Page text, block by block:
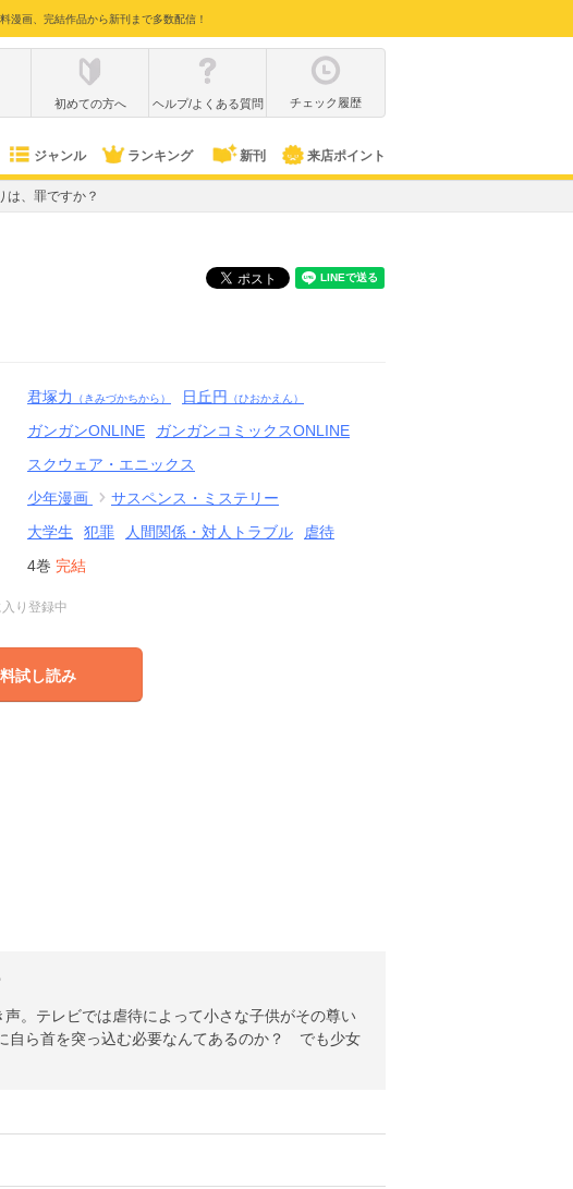
漫画、完結作品から新刊まで多数配信！
初めての方へ ヘルプ/よくある質問 チェック履歴
ジャンル ランキング 新刊 来店ポイント
は、罪ですか？
君塚力 （きみづかちから） 日丘円 （ひおかえん）
ガンガンONLINE
ガンガンコミックスONLINE
スクウェア・エニックス
少年漫画
サスペンス・ミステリー
大学生 犯罪 人間関係・対人トラブル
虐待
4巻 完結
り登録中
試し読み
。テレビでは虐待によって小さな子供がその尊い
自ら首を突っ込む必要なんてあるのか？ でも少女